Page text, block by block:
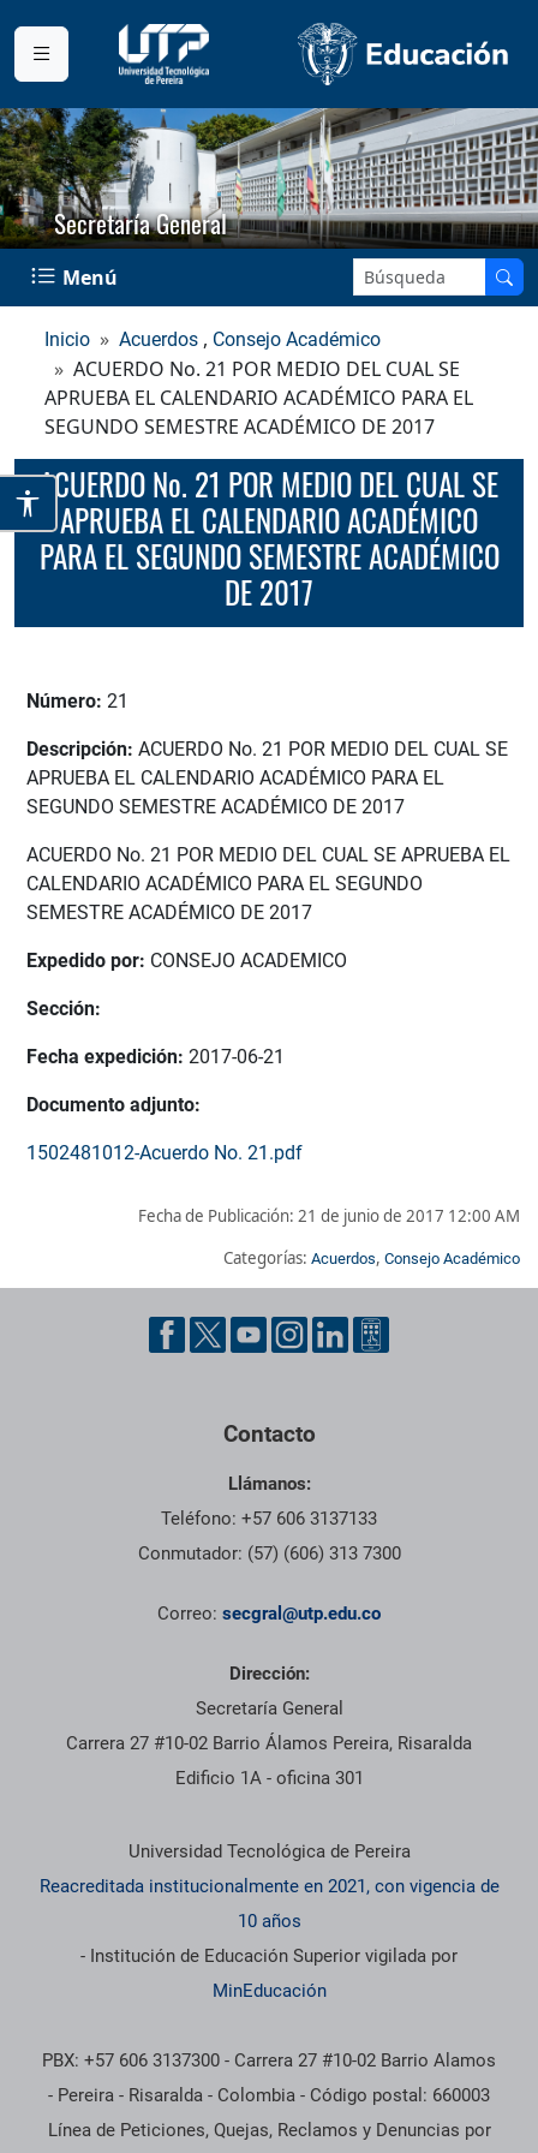
Secretaría General
Menú Buscar en el sitio:
Inicio Acuerdos , Consejo Académico
ACUERDO No. 21 POR MEDIO DEL CUAL SE
APRUEBA EL CALENDARIO ACADÉMICO PARA EL
SEGUNDO SEMESTRE ACADÉMICO DE 2017
ACUERDO No. 21 POR MEDIO DEL CUAL SE
APRUEBA EL CALENDARIO ACADÉMICO
PARA EL SEGUNDO SEMESTRE ACADÉMICO
DE 2017
Número: 21
Descripción: ACUERDO No. 21 POR MEDIO DEL CUAL SE
APRUEBA EL CALENDARIO ACADÉMICO PARA EL
SEGUNDO SEMESTRE ACADÉMICO DE 2017
ACUERDO No. 21 POR MEDIO DEL CUAL SE APRUEBA EL
CALENDARIO ACADÉMICO PARA EL SEGUNDO
SEMESTRE ACADÉMICO DE 2017
Expedido por: CONSEJO ACADEMICO
Sección:
Fecha expedición: 2017-06-21
Documento adjunto:
1502481012-Acuerdo No. 21.pdf
Fecha de Publicación: 21 de junio de 2017 12:00 AM
Categorías: Acuerdos, Consejo Académico
Pie de página con información de contacto, redes sociales y
Contacto
Llámanos:
Teléfono: +57 606 3137133
Conmutador: (57) (606) 313 7300
Correo: secgral@utp.edu.co
Dirección:
Secretaría General
Carrera 27 #10-02 Barrio Álamos Pereira, Risaralda
Edificio 1A - oficina 301
Información institucional
Universidad Tecnológica de Pereira
Reacreditada institucionalmente en 2021, con vigencia de
10 años
- Institución de Educación Superior vigilada por
MinEducación
PBX: +57 606 3137300 - Carrera 27 #10-02 Barrio Alamos
- Pereira - Risaralda - Colombia - Código postal: 660003
Línea de Peticiones, Quejas, Reclamos y Denuncias por